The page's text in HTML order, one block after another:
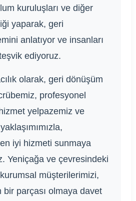
kuruluşları ve diğer
yaparak, geri
anlatıyor ve insanları
ediyoruz.
olarak, geri dönüşüm
profesyonel
yelpazemiz ve
iyi hizmeti sunmaya
Yeniçağa ve çevresindeki
müşterilerimizi,
parçası olmaya davet